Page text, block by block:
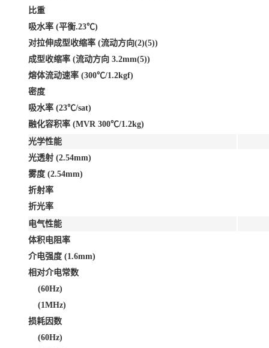
比重
吸水率 (平衡.23℃)
对拉伸成型收缩率 (流动方向(2)(5))
成型收缩率 (流动方向 3.2mm(5))
熔体流动速率 (300℃/1.2kgf)
密度
吸水率 (23℃/sat)
融化容积率 (MVR 300℃/1.2kg)
光学性能
光透射 (2.54mm)
雾度 (2.54mm)
折射率
折光率
电气性能
体积电阻率
介电强度 (1.6mm)
相对介电常数
(60Hz)
(1MHz)
损耗因数
(60Hz)